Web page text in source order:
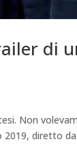
di
Non
diretto